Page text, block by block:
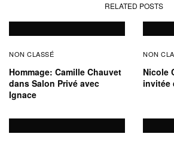
RELATED POSTS
NON CLASSÉ
Hommage: Camille Chauvet
dans Salon Privé avec
Ignace
NON
Nicole
invitée